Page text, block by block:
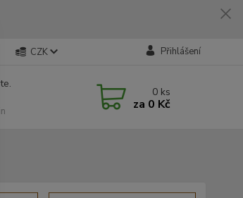
CZK Přihlášení
0 ks
za 0 Kč